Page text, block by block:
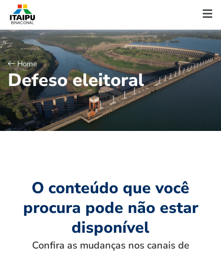
Home
Defeso eleitoral
O conteúdo que você
procura pode não estar
disponível
Confira as mudanças nos canais de